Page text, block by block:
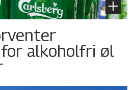
alkoholfri øl